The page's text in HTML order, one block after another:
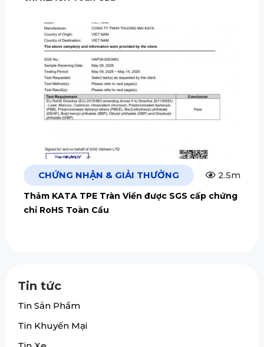
CHỨNG NHẬN & GIẢI THƯỞNG 2.5m
Thảm KATA TPE Tràn Viền được SGS cấp chứng
chỉ RoHS Toàn Cầu
Tin tức
Tin Sản Phẩm
Tin Khuyến Mại